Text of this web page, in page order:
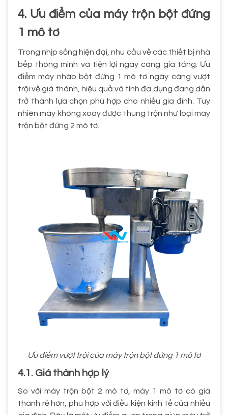
4. Ưu điểm của máy trộn bột đứng
1 mô tơ
Trong nhịp sống hiện đại, nhu cầu về các thiết bị nhà
bếp thông minh và tiện lợi ngày càng gia tăng. Ưu
điểm máy nhào bột đứng 1 mô tơ ngày càng vượt
trội về giá thành, hiệu quả và tính đa dụng đang dần
trở thành lựa chọn phù hợp cho nhiều gia đình. Tuy
nhiên máy không xoay được thùng trộn như loại máy
trộn bột đứng 2 mô tơ.
Ưu điểm vượt trội của máy trộn bột đứng 1 mô tơ
4.1. Giá thành hợp lý
So với máy trộn bột 2 mô tơ, máy 1 mô tơ có giá
thành rẻ hơn, phù hợp với điều kiện kinh tế của nhiều